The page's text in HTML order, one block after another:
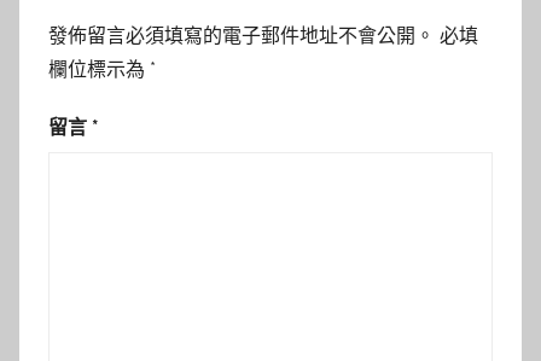
發佈留言必須填寫的電子郵件地址不會公開。 必填
欄位標示為 *
留言 *